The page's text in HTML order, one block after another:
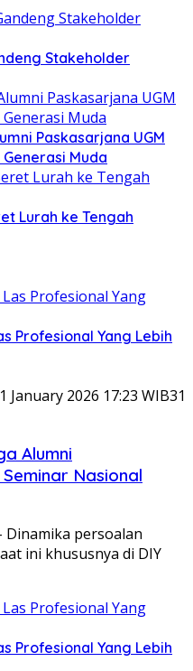
Stakeholder
Paskasarjana UGM
Muda
Lurah ke Tengah
Profesional Yang Lebih
January 2026 17:23 WIB31
Alumni
Nasional
Dinamika persoalan
ini khususnya di DIY
Profesional Yang Lebih